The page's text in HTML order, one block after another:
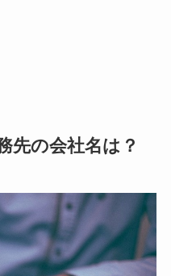
先の会社名は？